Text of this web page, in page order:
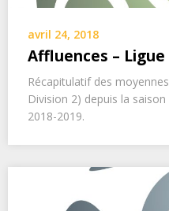
avril 24, 2018
Affluences – Ligue
Récapitulatif des
Division 2) depuis la
2018-2019.